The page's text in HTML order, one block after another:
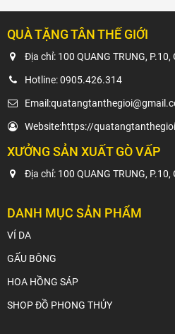
QUÀ TẶNG TÂN THẾ GIỚI
Địa chỉ: 100 QUANG TRUNG, P.10,
Hotline:0905.426.314
Email:
Website:https://
XƯỞNG SẢN XUẤT GÒ VẤP
Địa chỉ: 100 QUANG TRUNG, P.10,
DANH MỤC SẢN PHẨM
VÍ DA
GẤU BÔNG
HOA HỒNG SÁP
SHOP ĐỒ PHONG THỦY